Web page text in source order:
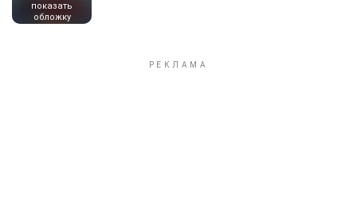
показать
обложку